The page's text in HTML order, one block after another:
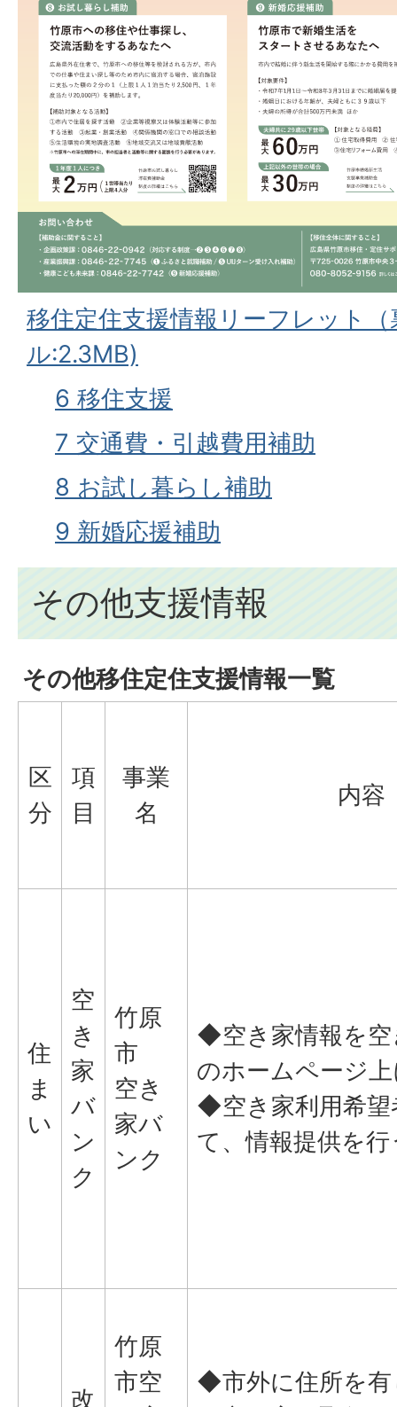
移住定住支援情報リーフレット
ル:2.3MB)
6 移住支援
7 交通費・引越費用補助
8 お試し暮らし補助
9 新婚応援補助
その他支援情報
その他移住定住支援情報一覧
区
分
項
目
事業
名
内容
住
ま
い
空
き
家
バ
ン
ク
竹原
市
空き
家バ
ンク
◆空き家情報を空
のホームページ
◆空き家利用希望
て、情報提供を行
改
竹原
市空
◆市外に住所を有